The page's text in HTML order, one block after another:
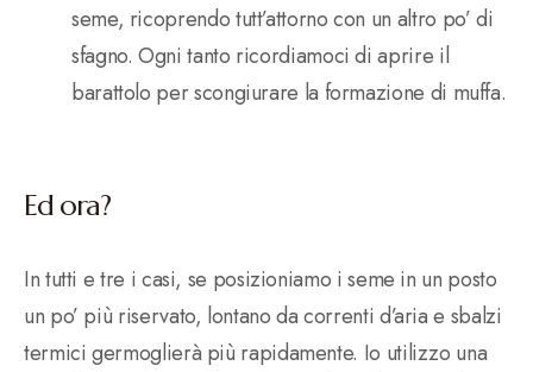
seme, ricoprendo tutt’attorno con un altro po’ di
sfagno. Ogni tanto ricordiamoci di aprire il
barattolo per scongiurare la formazione di muffa.
Ed ora?
In tutti e tre i casi, se posizioniamo i seme in un posto
un po’ più riservato, lontano da correnti d’aria e sbalzi
termici germoglierà più rapidamente. Io utilizzo una